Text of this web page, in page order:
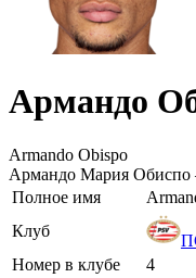
Армандо
Armando Obispo
Армандо Мария Обиспо
Полное имя
Клуб
Номер в клубе
4